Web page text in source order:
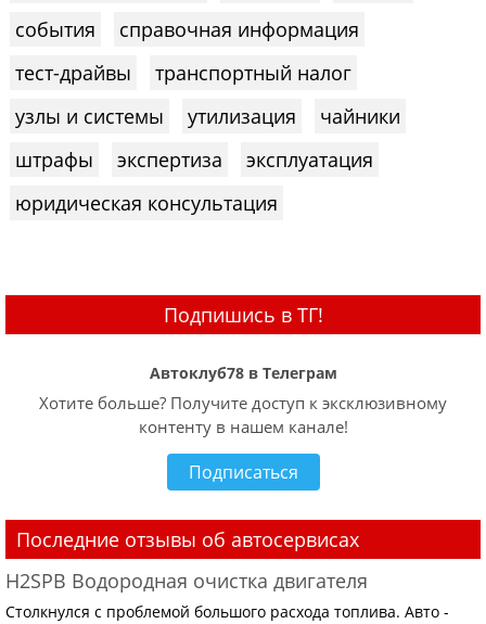
события
справочная информация
тест-драйвы
транспортный налог
узлы и системы
утилизация
чайники
штрафы
экспертиза
эксплуатация
юридическая консультация
Подпишись в ТГ!
Автоклуб78 в Телеграм
Хотите больше? Получите доступ к эксклюзивному
контенту в нашем канале!
Подписаться
Последние отзывы об автосервисах
H2SPB Водородная очистка двигателя
Столкнулся с проблемой большого расхода топлива. Авто -